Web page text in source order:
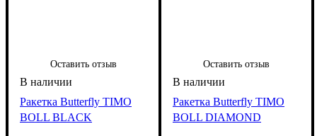
Оставить отзыв
Ракетка Butterfly TIMO
BOLL BLACK
Оставить отзыв
Ракетка Butterfly TIMO
BOLL DIAMOND